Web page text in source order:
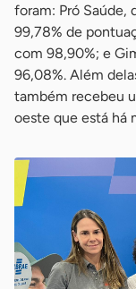
foram: Pró Saúde,
99,78% de
com 98,90%; e
96,08%. Além
também recebeu
oeste que está há